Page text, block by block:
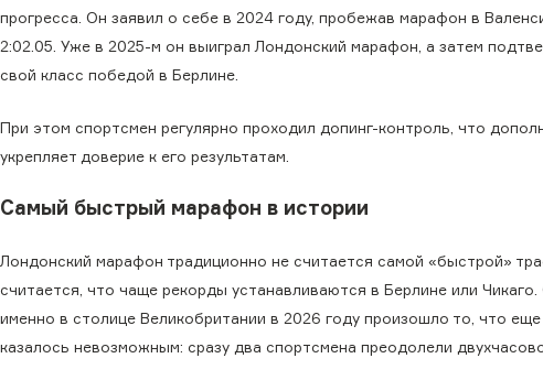
прогресса. Он заявил о себе в 2024 году, пробежав марафон в
2:02.05. Уже в 2025-м он выиграл Лондонский марафон, а затем
свой класс победой в Берлине.
При этом спортсмен регулярно проходил допинг-контроль, что
укрепляет доверие к его результатам.
Самый быстрый марафон в истории
Лондонский марафон традиционно не считается самой «быстрой»
считается, что чаще рекорды устанавливаются в Берлине или
именно в столице Великобритании в 2026 году произошло то, что
казалось невозможным: сразу два спортсмена преодолели